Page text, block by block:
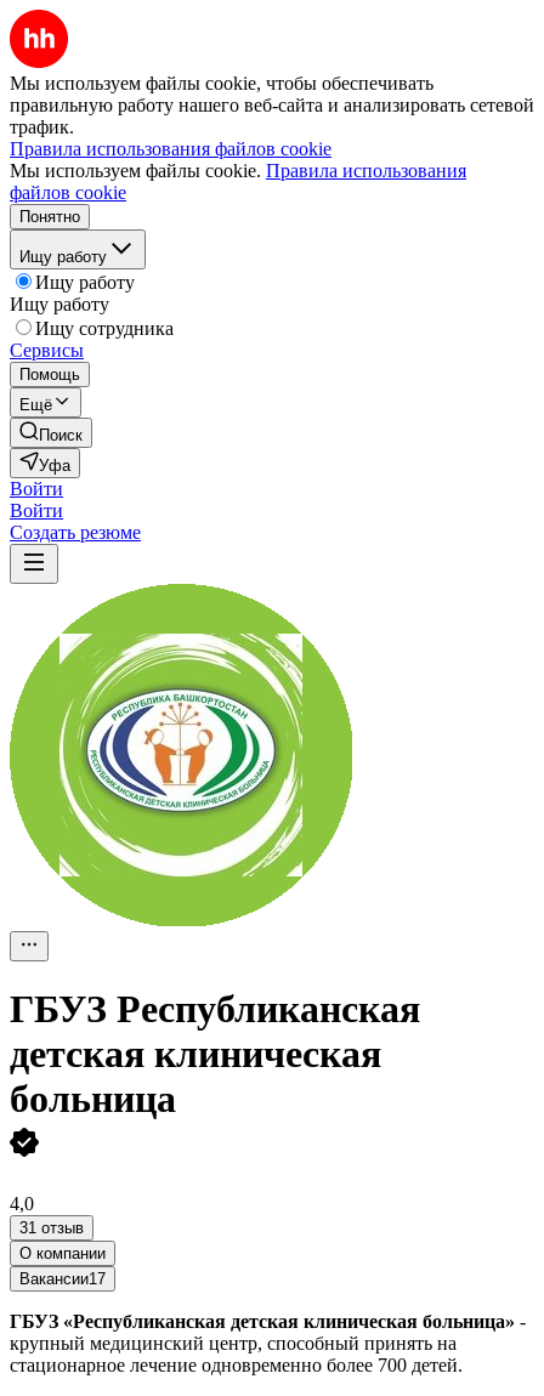
Мы используем файлы cookie, чтобы обеспечивать
правильную работу нашего веб-сайта и анализировать сетевой
трафик.
Правила использования файлов cookie
Мы используем файлы cookie. Правила использования
файлов cookie
Понятно
Ищу работу
Ищу работу
Ищу работу
Ищу сотрудника
Сервисы
Помощь
Ещё
Поиск
Уфа
Войти
Войти
Создать резюме
ГБУЗ Республиканская
детская клиническая
больница
4,0
31 отзыв
О компании
Вакансии17
ГБУЗ «Республиканская детская клиническая больница» -
крупный медицинский центр, способный принять на
стационарное лечение одновременно более 700 детей.